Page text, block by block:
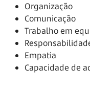
Organização
Comunicação
Trabalho em
Empatia
Capacidade de